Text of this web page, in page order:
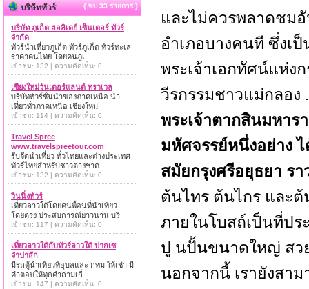
และไม่ควรพลาดชม
อำเภอบางคนที ซึ่งเ
พระเจ้าเอกทัศน์แห่ง
วีรกรรมชาวแม่กลอง
พระเจ้าตากสินมหา
มหัศจรรย์หนึ่งอย่าง
สมัยกรุงศรีอยุธยา ร
ต้นไทร ต้นไกร และ
ภายในโบสถ์เป็นที่ป
ปู นปั้นขนาดใหญ่ สว
นอกจากนี้ เรายังสา
บริษัททัวร์ { พบ 33 รายการ }
บริษัท ภูเก็ต ฮอลิเดย์ เซ็นเตอร์ ทัวร์
จำกัด
ทัวร์นำเที่ยวภูเก็ต ทัวร์ภูเก็ต ทัวร์ทะเล
ราคาคนไทย โดยคนภูเ
เข้าชม: 132 | ความคิดเห็น: 0
เชียงใหม่วันเดอร์แลนด์ ทราเวล
บริษัททัวร์ชั้นนำของภาคเหนือ นำ
เที่ยวทั่วภาคเหนือ เชียงใหม่
เข้าชม: 114 | ความคิดเห็น: 0
Travel Spree
www.travelspreetour.com
รับจัดนำเที่ยว ทั่วไทยและต่างประเทศ
ทัวร์ไทยสำหรับชาวต่างชาต
เข้าชม: 132 | ความคิดเห็น: 0
วินนิ่งทัวร์
เที่ยวลาวใต้โดยคนพื้อนที่นำเที่ยว
โดยตรง ประสบการณ์ยาวนาน บริ
เข้าชม: 117 | ความคิดเห็น: 0
เที่ยวลาวใต้กับทัวร์ลาวใต้ ปากเซ
จำปาสัก
มีรถตู้นำเที่ยวที่อุบลและ กทม.ให้เช่า มี
คำตอบให้ทุกคำถามเกี่
เข้าชม: 147 | ความคิดเห็น: 0